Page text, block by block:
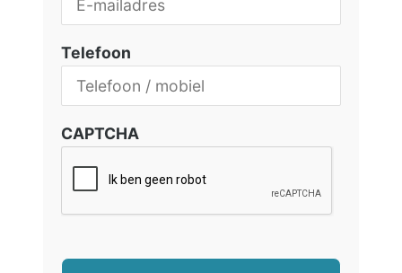
Telefoon
CAPTCHA